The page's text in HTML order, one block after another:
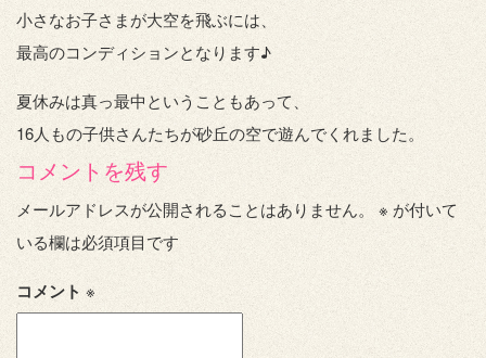
小さなお子さまが大空を飛ぶには、
最高のコンディションとなります♪
夏休みは真っ最中ということもあって、
16人もの子供さんたちが砂丘の空で遊んでくれました。
コメントを残す
メールアドレスが公開されることはありません。 ※ が付いて
いる欄は必須項目です
コメント ※